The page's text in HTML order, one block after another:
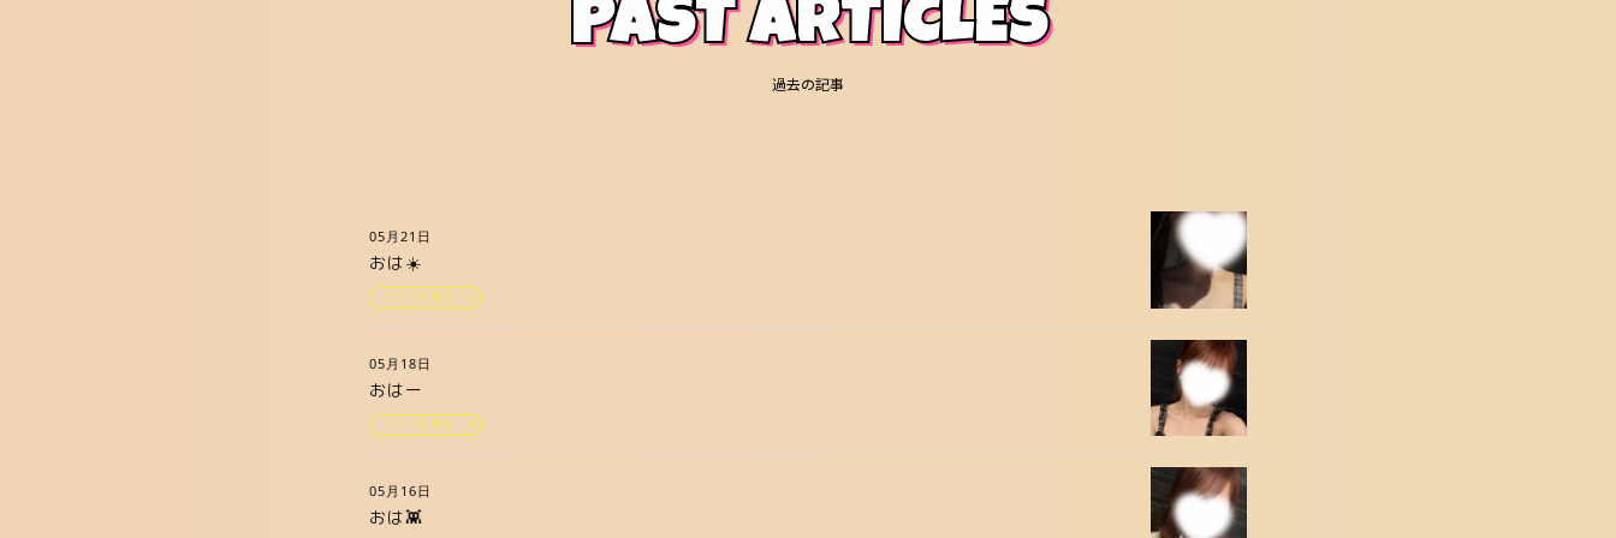
PAST ARTICLES
過去の記事
05月21日
おは☀️
ブログを見る
05月18日
おはー
ブログを見る
05月16日
おは👾